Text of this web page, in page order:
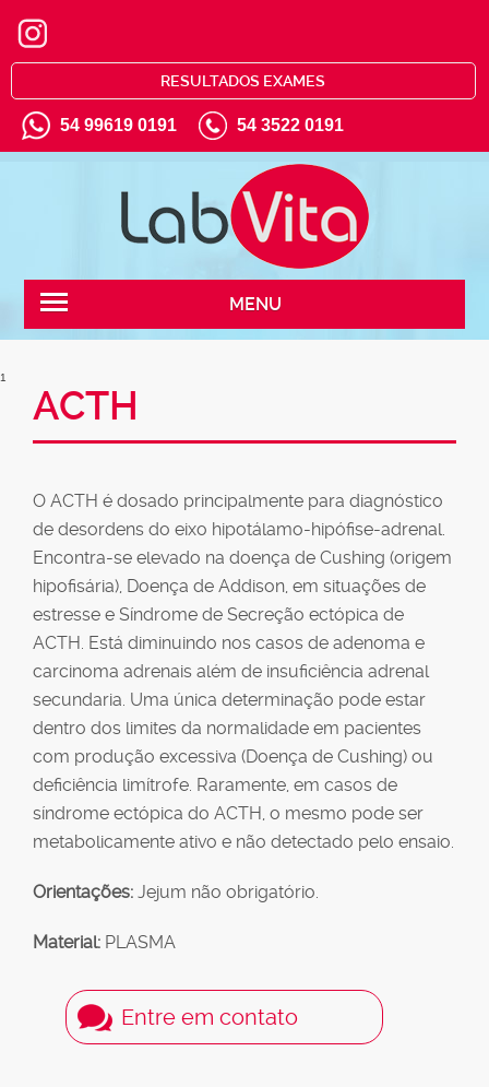
RESULTADOS EXAMES
54 99619 0191 54 3522 0191
MENU
1
ACTH
O ACTH é dosado principalmente para diagnóstico
de desordens do eixo hipotálamo-hipófise-adrenal.
Encontra-se elevado na doença de Cushing (origem
hipofisária), Doença de Addison, em situações de
estresse e Síndrome de Secreção ectópica de
ACTH. Está diminuindo nos casos de adenoma e
carcinoma adrenais além de insuficiência adrenal
secundaria. Uma única determinação pode estar
dentro dos limites da normalidade em pacientes
com produção excessiva (Doença de Cushing) ou
deficiência limítrofe. Raramente, em casos de
síndrome ectópica do ACTH, o mesmo pode ser
metabolicamente ativo e não detectado pelo ensaio.
Orientações: Jejum não obrigatório.
Material: PLASMA
Entre em contato